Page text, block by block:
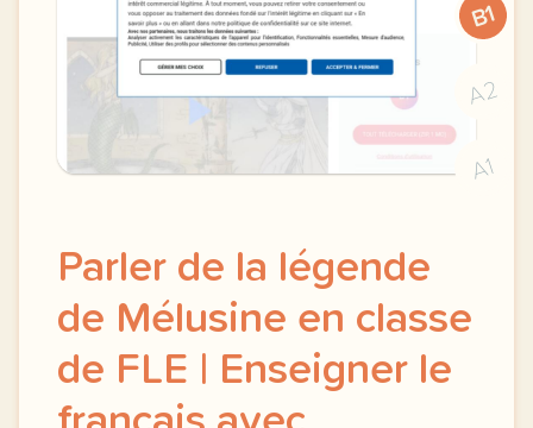
B1
A2
A1
Parler de la légende
de Mélusine en classe
de FLE | Enseigner le